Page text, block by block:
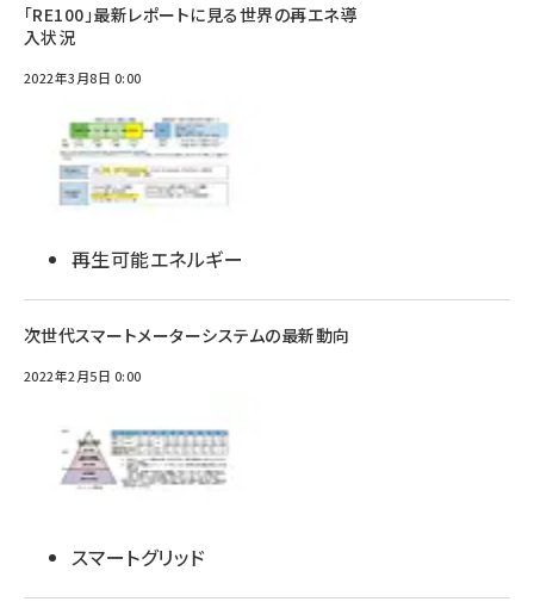
「RE100」最新レポートに見る世界の再エネ導
入状況
2022年3月8日 0:00
再生可能エネルギー
次世代スマートメーターシステムの最新動向
2022年2月5日 0:00
スマートグリッド